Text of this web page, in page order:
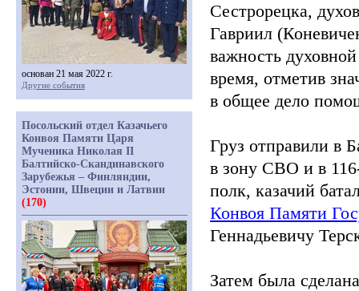
Сестрорецка,
Гавриил
важность
время, отметив
в общее дело
Груз отправили в
в зону СВО и в
полк, казачий
Конвоя Памяти
Геннадьевичу
Затем была
основан 21 мая 2022 г.
Другие события
Посольский отдел Казачьего
Конвоя Памяти Царя
Мученика Николая II
Балтийско-Скандинавского
Зарубежья – Финляндии,
Эстонии, Швеции и Латвии
(170)